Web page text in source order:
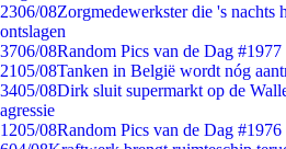
2306/08Zorgmedewerkster die 's nachts
ontslagen
3706/08Random Pics van de Dag #1977
2105/08Tanken in België wordt nóg
3405/08Dirk sluit supermarkt op de
agressie
1205/08Random Pics van de Dag #1976